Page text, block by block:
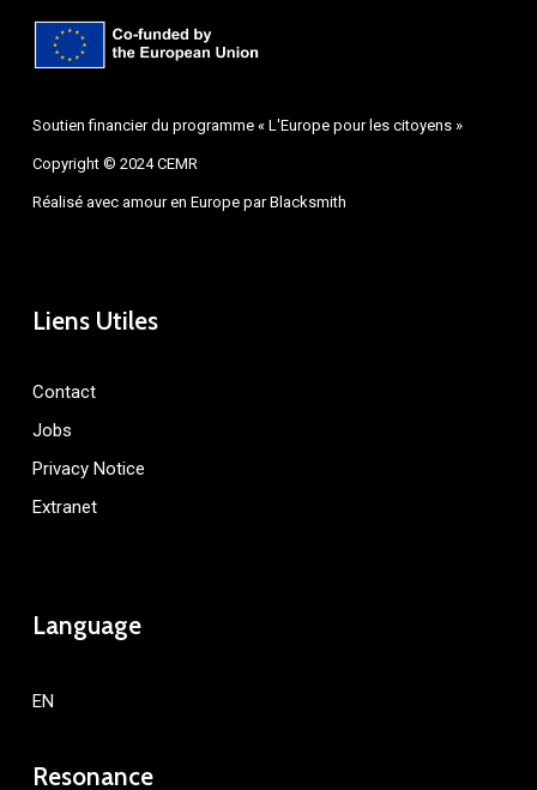
Soutien financier du programme « L'Europe pour les citoyens »
Copyright © 2024 CEMR
Réalisé avec amour en Europe parBlacksmith
Liens Utiles
Contact
Jobs
Privacy Notice
Extranet
Language
EN
Resonance